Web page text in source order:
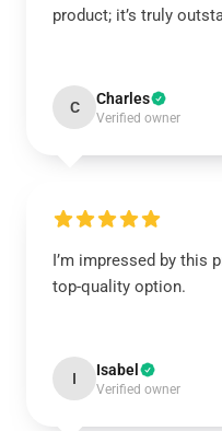
product; it’s truly
C Charles
Verified owner
I’m impressed by this
top-quality option.
I Isabel
Verified owner